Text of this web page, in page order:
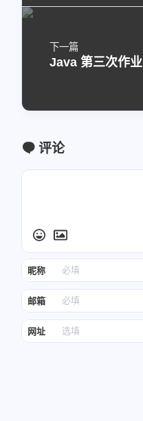
下一篇
Java 第三次作业
评论
昵称
邮箱
网址